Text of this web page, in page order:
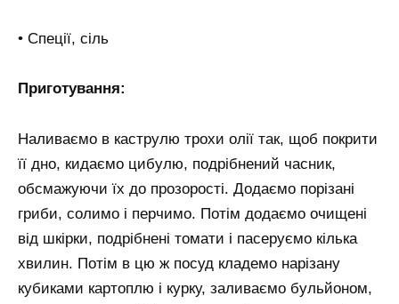
• Спеції, сіль
Приготування:
Наливаємо в каструлю трохи олії так, щоб покрити
її дно, кидаємо цибулю, подрібнений часник,
обсмажуючи їх до прозорості. Додаємо порізані
гриби, солимо і перчимо. Потім додаємо очищені
від шкірки, подрібнені томати і пасеруємо кілька
хвилин. Потім в цю ж посуд кладемо нарізану
кубиками картоплю і курку, заливаємо бульйоном,